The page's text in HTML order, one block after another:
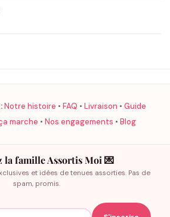
Notre histoire • FAQ • Livraison • Guide
marche • Nos engagements • Blog
la famille Assortis Moi 💌
et idées de tenues assorties. Pas de
spam, promis.